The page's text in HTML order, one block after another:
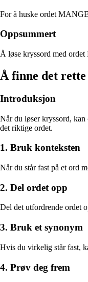
For å huske ordet
Oppsummert
Å løse kryssord med
Å finne det
Introduksjon
Når du løser kryssord,
det riktige ordet.
1. Bruk konteksten
Når du står fast på et ord
2. Del ordet opp
Del det utfordrende ordet
3. Bruk et synonym
Hvis du virkelig står fast,
4. Prøv deg frem